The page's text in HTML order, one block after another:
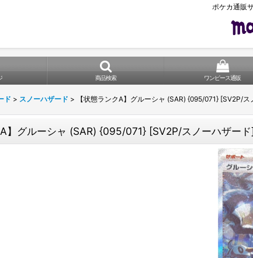
ポケカ通販
商品検索 ワンピース通販
ド > スノーハザード > 【状態ランクA】グルーシャ (SAR) {095/071} [SV2P/
A】グルーシャ (SAR) {095/071} [SV2P/スノーハザー